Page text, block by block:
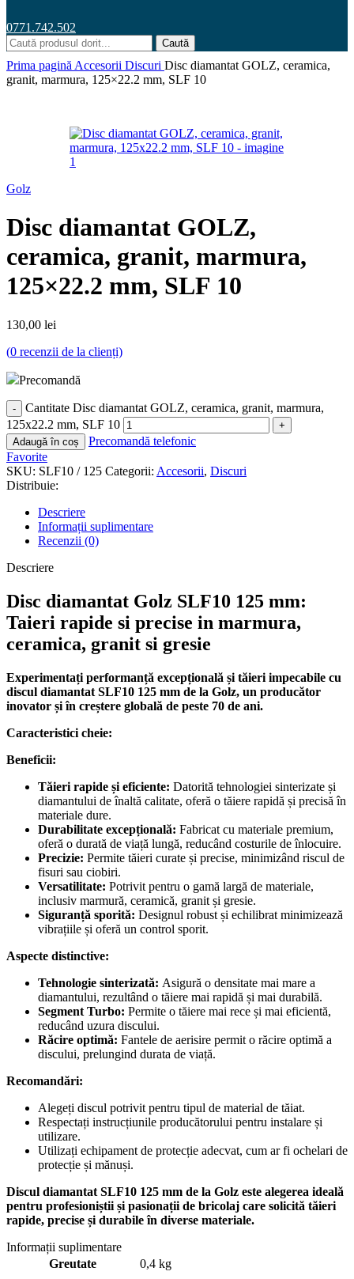
0771.742.502
Caută
Prima pagină Accesorii Discuri Disc diamantat GOLZ, ceramica,
granit, marmura, 125×22.2 mm, SLF 10
Golz
Disc diamantat GOLZ,
ceramica, granit, marmura,
125×22.2 mm, SLF 10
130,00 lei
(0 recenzii de la clienți)
Precomandă
Cantitate Disc diamantat GOLZ, ceramica, granit, marmura,
125x22.2 mm, SLF 10
Adaugă în coș
Precomandă telefonic
Favorite
SKU: SLF10 / 125 Categorii: Accesorii, Discuri
Distribuie:
Descriere
Informații suplimentare
Recenzii (0)
Descriere
Disc diamantat Golz SLF10 125 mm:
Taieri rapide si precise in marmura,
ceramica, granit si gresie
Experimentați performanță excepțională și tăieri impecabile cu
discul diamantat SLF10 125 mm de la Golz, un producător
inovator și în creștere globală de peste 70 de ani.
Caracteristici cheie:
Beneficii:
Tăieri rapide și eficiente: Datorită tehnologiei sinterizate și
diamantului de înaltă calitate, oferă o tăiere rapidă și precisă în
materiale dure.
Durabilitate excepțională: Fabricat cu materiale premium,
oferă o durată de viață lungă, reducând costurile de înlocuire.
Precizie: Permite tăieri curate și precise, minimizând riscul de
fisuri sau ciobiri.
Versatilitate: Potrivit pentru o gamă largă de materiale,
inclusiv marmură, ceramică, granit și gresie.
Siguranță sporită: Designul robust și echilibrat minimizează
vibrațiile și oferă un control sporit.
Aspecte distinctive:
Tehnologie sinterizată: Asigură o densitate mai mare a
diamantului, rezultând o tăiere mai rapidă și mai durabilă.
Segment Turbo: Permite o tăiere mai rece și mai eficientă,
reducând uzura discului.
Răcire optimă: Fantele de aerisire permit o răcire optimă a
discului, prelungind durata de viață.
Recomandări:
Alegeți discul potrivit pentru tipul de material de tăiat.
Respectați instrucțiunile producătorului pentru instalare și
utilizare.
Utilizați echipament de protecție adecvat, cum ar fi ochelari de
protecție și mănuși.
Discul diamantat SLF10 125 mm de la Golz este alegerea ideală
pentru profesioniștii și pasionații de bricolaj care solicită tăieri
rapide, precise și durabile în diverse materiale.
Informații suplimentare
Greutate
0,4 kg